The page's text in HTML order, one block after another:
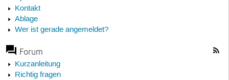
Kontakt
Ablage
Wer ist gerade angemeldet?
Forum
Kurzanleitung
Richtig fragen